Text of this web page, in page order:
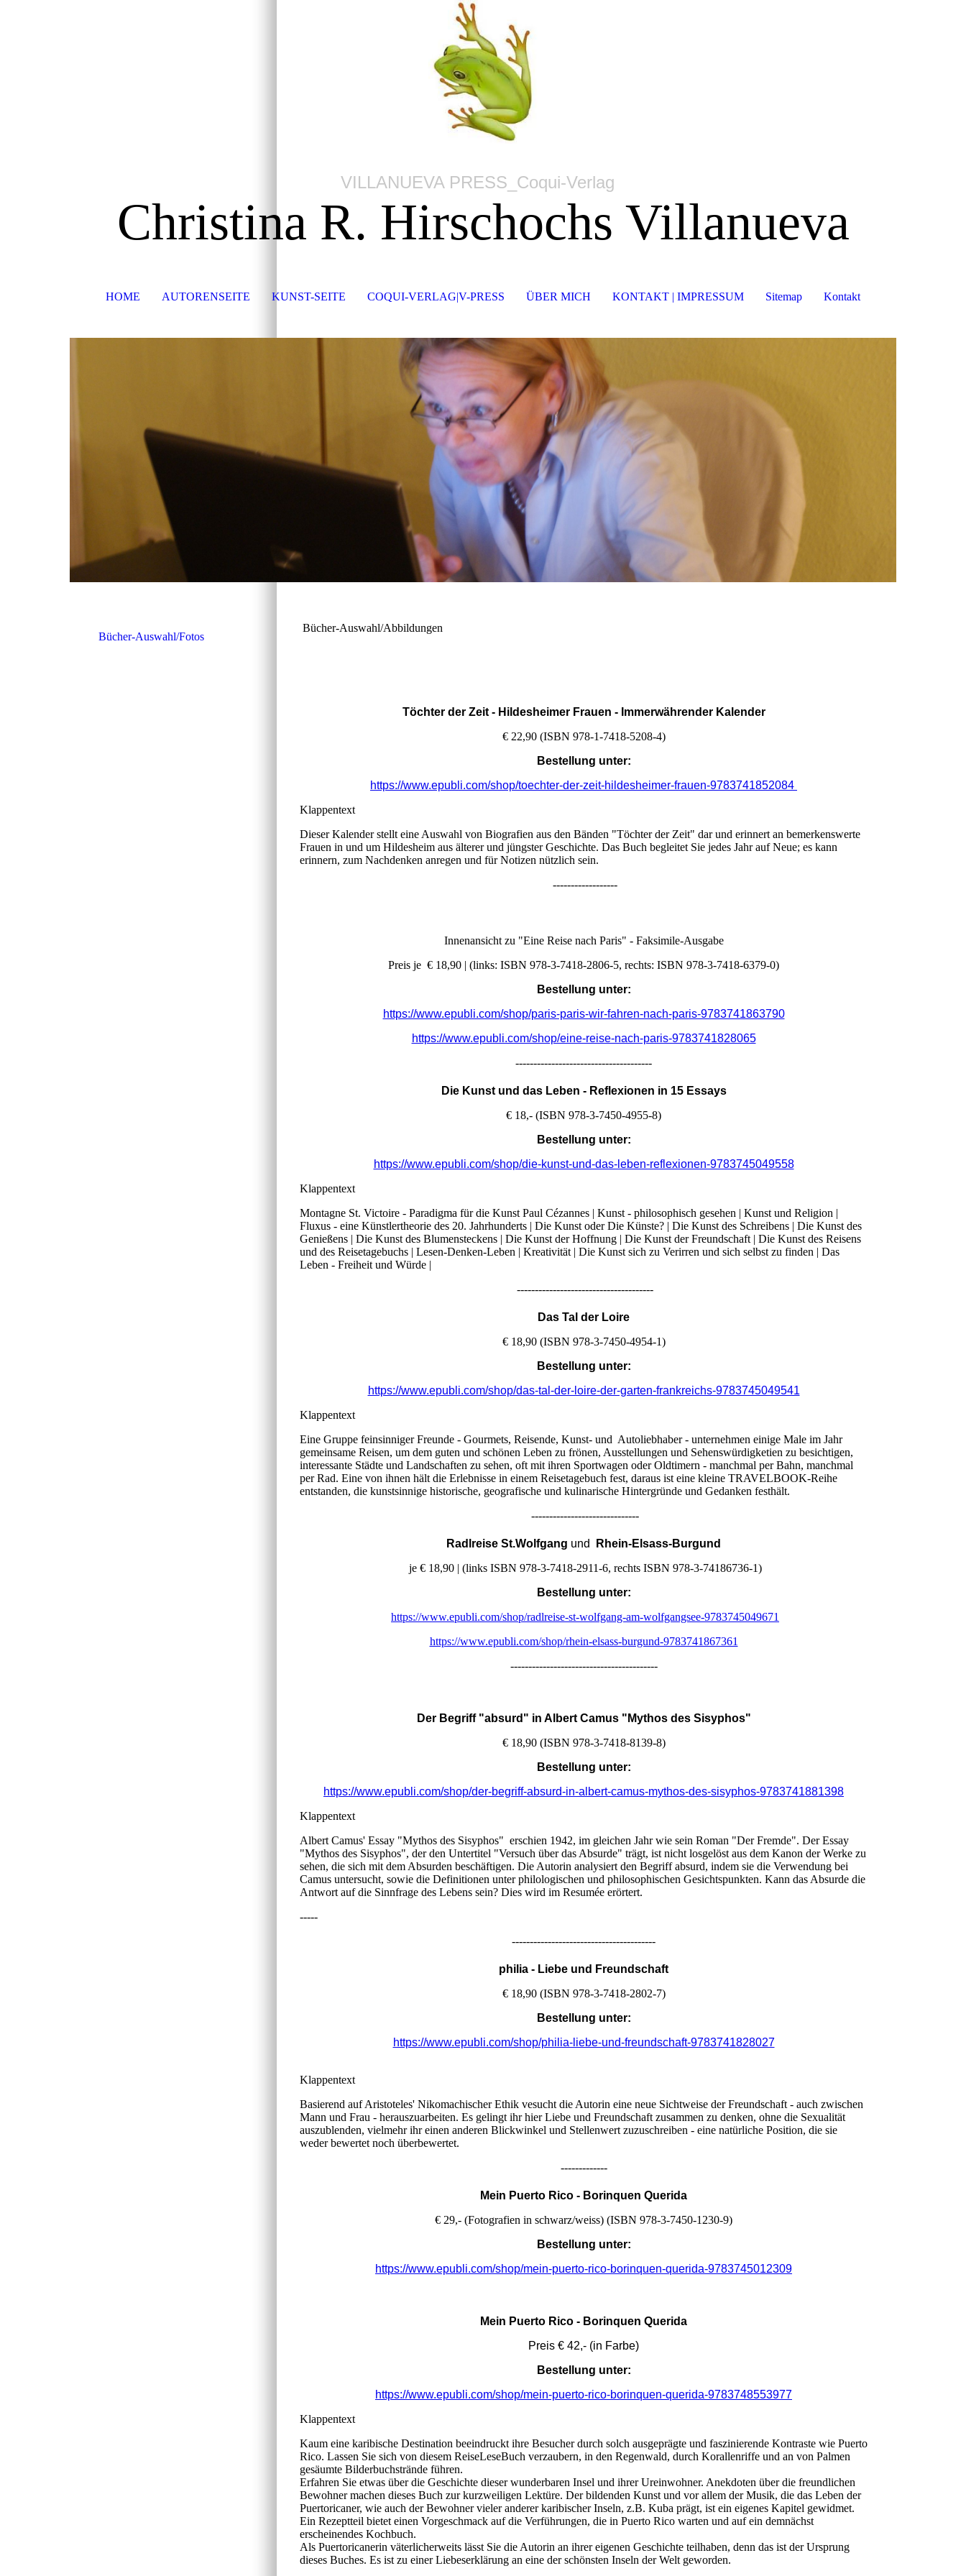
VILLANUEVA PRESS_Coqui-Verlag
Christina R. Hirschochs Villanueva
HOME AUTORENSEITE KUNST-SEITE COQUI-VERLAG|V-PRESS ÜBER MICH KONTAKT | IMPRESSUM Sitemap Kontakt
Bücher-Auswahl/Fotos
Bücher-Auswahl/Abbildungen
Töchter der Zeit - Hildesheimer Frauen - Immerwährender Kalender
€ 22,90 (ISBN 978-1-7418-5208-4)
Bestellung unter:
https://www.epubli.com/shop/toechter-der-zeit-hildesheimer-frauen-9783741852084
Klappentext
Dieser Kalender stellt eine Auswahl von Biografien aus den Bänden "Töchter der Zeit" dar und erinnert an bemerkenswerte
Frauen in und um Hildesheim aus älterer und jüngster Geschichte. Das Buch begleitet Sie jedes Jahr auf Neue; es kann
erinnern, zum Nachdenken anregen und für Notizen nützlich sein.
------------------
Innenansicht zu "Eine Reise nach Paris" - Faksimile-Ausgabe
Preis je € 18,90 | (links: ISBN 978-3-7418-2806-5, rechts: ISBN 978-3-7418-6379-0)
Bestellung unter:
https://www.epubli.com/shop/paris-paris-wir-fahren-nach-paris-9783741863790
https://www.epubli.com/shop/eine-reise-nach-paris-9783741828065
--------------------------------------
Die Kunst und das Leben - Reflexionen in 15 Essays
€ 18,- (ISBN 978-3-7450-4955-8)
Bestellung unter:
https://www.epubli.com/shop/die-kunst-und-das-leben-reflexionen-9783745049558
Klappentext
Montagne St. Victoire - Paradigma für die Kunst Paul Cézannes | Kunst - philosophisch gesehen | Kunst und Religion |
Fluxus - eine Künstlertheorie des 20. Jahrhunderts | Die Kunst oder Die Künste? | Die Kunst des Schreibens | Die Kunst des
Genießens | Die Kunst des Blumensteckens | Die Kunst der Hoffnung | Die Kunst der Freundschaft | Die Kunst des Reisens
und des Reisetagebuchs | Lesen-Denken-Leben | Kreativität | Die Kunst sich zu Verirren und sich selbst zu finden | Das
Leben - Freiheit und Würde |
--------------------------------------
Das Tal der Loire
€ 18,90 (ISBN 978-3-7450-4954-1)
Bestellung unter:
https://www.epubli.com/shop/das-tal-der-loire-der-garten-frankreichs-9783745049541
Klappentext
Eine Gruppe feinsinniger Freunde - Gourmets, Reisende, Kunst- und Autoliebhaber - unternehmen einige Male im Jahr
gemeinsame Reisen, um dem guten und schönen Leben zu frönen, Ausstellungen und Sehenswürdigketien zu besichtigen,
interessante Städte und Landschaften zu sehen, oft mit ihren Sportwagen oder Oldtimern - manchmal per Bahn, manchmal
per Rad. Eine von ihnen hält die Erlebnisse in einem Reisetagebuch fest, daraus ist eine kleine TRAVELBOOK-Reihe
entstanden, die kunstsinnige historische, geografische und kulinarische Hintergründe und Gedanken festhält.
------------------------------
Radlreise St.Wolfgang und
Rhein-Elsass-Burgund
je € 18,90 | (links ISBN 978-3-7418-2911-6, rechts ISBN 978-3-74186736-1)
Bestellung unter:
https://www.epubli.com/shop/radlreise-st-wolfgang-am-wolfgangsee-9783745049671
https://www.epubli.com/shop/rhein-elsass-burgund-9783741867361
-----------------------------------------
Der Begriff "absurd" in Albert Camus "Mythos des Sisyphos"
€ 18,90 (ISBN 978-3-7418-8139-8)
Bestellung unter:
https://www.epubli.com/shop/der-begriff-absurd-in-albert-camus-mythos-des-sisyphos-9783741881398
Klappentext
Albert Camus' Essay "Mythos des Sisyphos" erschien 1942, im gleichen Jahr wie sein Roman "Der Fremde". Der Essay
"Mythos des Sisyphos", der den Untertitel "Versuch über das Absurde" trägt, ist nicht losgelöst aus dem Kanon der Werke zu
sehen, die sich mit dem Absurden beschäftigen. Die Autorin analysiert den Begriff absurd, indem sie die Verwendung bei
Camus untersucht, sowie die Definitionen unter philologischen und philosophischen Gesichtspunkten. Kann das Absurde die
Antwort auf die Sinnfrage des Lebens sein? Dies wird im Resumée erörtert.
-----
----------------------------------------
philia - Liebe und Freundschaft
€ 18,90 (ISBN 978-3-7418-2802-7)
Bestellung unter:
https://www.epubli.com/shop/philia-liebe-und-freundschaft-9783741828027
Klappentext
Basierend auf Aristoteles' Nikomachischer Ethik vesucht die Autorin eine neue Sichtweise der Freundschaft - auch zwischen
Mann und Frau - herauszuarbeiten. Es gelingt ihr hier Liebe und Freundschaft zusammen zu denken, ohne die Sexualität
auszublenden, vielmehr ihr einen anderen Blickwinkel und Stellenwert zuzuschreiben - eine natürliche Position, die sie
weder bewertet noch überbewertet.
-------------
Mein Puerto Rico - Borinquen Querida
€ 29,- (Fotografien in schwarz/weiss) (ISBN 978-3-7450-1230-9)
Bestellung unter:
https://www.epubli.com/shop/mein-puerto-rico-borinquen-querida-9783745012309
Mein Puerto Rico - Borinquen Querida
Preis € 42,- (in Farbe)
Bestellung unter:
https://www.epubli.com/shop/mein-puerto-rico-borinquen-querida-9783748553977
Klappentext
Kaum eine karibische Destination beeindruckt ihre Besucher durch solch ausgeprägte und faszinierende Kontraste wie Puerto
Rico. Lassen Sie sich von diesem ReiseLeseBuch verzaubern, in den Regenwald, durch Korallenriffe und an von Palmen
gesäumte Bilderbuchstrände führen.
Erfahren Sie etwas über die Geschichte dieser wunderbaren Insel und ihrer Ureinwohner. Anekdoten über die freundlichen
Bewohner machen dieses Buch zur kurzweiligen Lektüre. Der bildenden Kunst und vor allem der Musik, die das Leben der
Puertoricaner, wie auch der Bewohner vieler anderer karibischer Inseln, z.B. Kuba prägt, ist ein eigenes Kapitel gewidmet.
Ein Rezeptteil bietet einen Vorgeschmack auf die Verführungen, die in Puerto Rico warten und auf ein demnächst
erscheinendes Kochbuch.
Als Puertoricanerin väterlicherweits lässt Sie die Autorin an ihrer eigenen Geschichte teilhaben, denn das ist der Ursprung
dieses Buches. Es ist zu einer Liebeserklärung an eine der schönsten Inseln der Welt geworden.